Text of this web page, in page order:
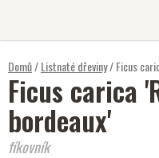
Domů/Listnaté dřeviny/Ficus
Ficus carica
bordeaux'
fíkovník